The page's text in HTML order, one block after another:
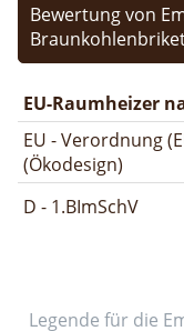
Bewertung von
EU-Raumheizer
EU - Verordnung
(Ökodesign)
D - 1.BImSchV
Legende für die